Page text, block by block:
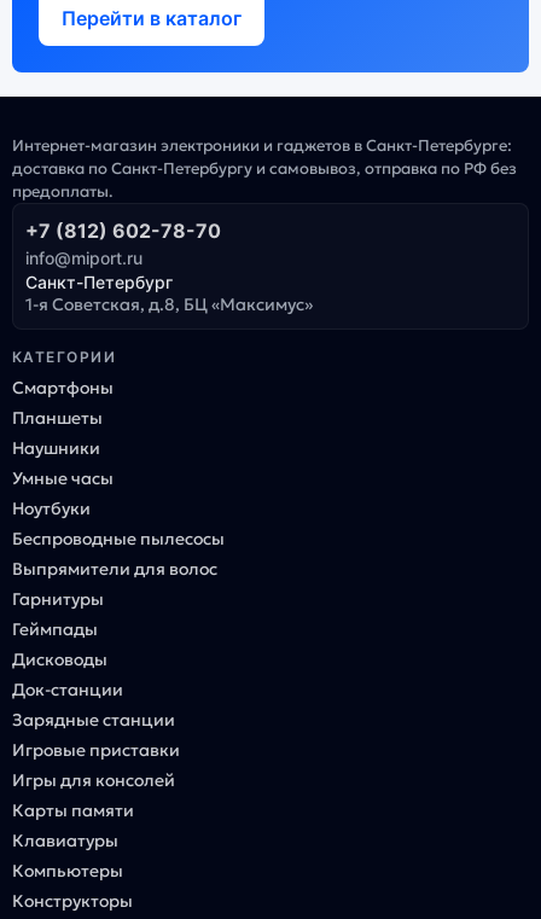
Перейти в каталог
Интернет-магазин электроники и гаджетов в Санкт-Петербурге:
доставка по Санкт-Петербургу и самовывоз, отправка по РФ без
предоплаты.
+7 (812) 602-78-70
info@miport.ru
Санкт-Петербург
1-я Советская, д.8, БЦ «Максимус»
КАТЕГОРИИ
Смартфоны
Планшеты
Наушники
Умные часы
Ноутбуки
Беспроводные пылесосы
Выпрямители для волос
Гарнитуры
Геймпады
Дисководы
Док-станции
Зарядные станции
Игровые приставки
Игры для консолей
Карты памяти
Клавиатуры
Компьютеры
Конструкторы